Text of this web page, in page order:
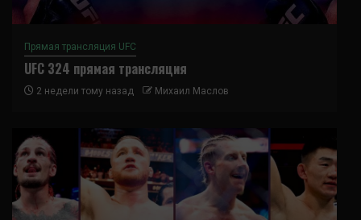
Прямая трансляция UFC
UFC 324 прямая трансляция
2 недели тому назад Михаил Маслов